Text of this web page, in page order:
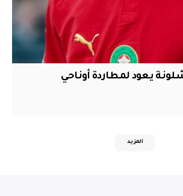
يعود لمطاردة أوناحي
المزيد